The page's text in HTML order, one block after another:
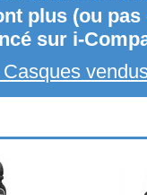
plus (ou
sur i-